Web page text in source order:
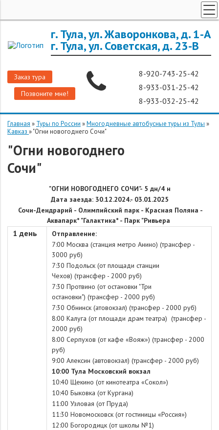
г. Тула, ул. Жаворонкова, д. 1-А
г. Тула, ул. Советская, д. 23-В
Заказ тура
Позвоните мне!
8-920-743-25-42
8-933-031-25-42
8-933-032-25-42
ЗАРУБЕЖНЫЕ ТУРЫ
ГОРЯЩИЕ ТУРЫ
О КОМПАНИИ
Главная » Туры по России »Многодневные автобусные туры из Тулы »
Кавказ »"Огни новогоднего Сочи"
"Огни новогоднего
Сочи"
"ОГНИ НОВОГОДНЕГО СОЧИ"- 5 дн/4 н
Дата заезда: 30.12.2024.- 03.01.2025
Сочи-Дендрарий - Олимпийский парк - Красная Поляна -
Аквапарк* "Галактика* - Парк "Ривьера
1 день
Отправление:
7:00 Москва (станция метро Анино) (трансфер -
3000 руб)
7:30 Подольск (от площади станции
Чехов) (трансфер - 2000 руб)
7:30 Протвино (от остановки "Три
остановки") (трансфер - 2000 руб)
7:30 Обнинск (атовокзал) (трансфер - 2000 руб)
8:00 Калуга (от площади драм театра) (трансфер -
2000 руб)
8:00 Серпухов (от кафе «Вояж») (трансфер - 2000
руб)
9:00 Алексин (автовокзал) (трансфер - 2000 руб)
10:00 Тула Московский вокзал
10:40 Щекино (от кинотеатра «Сокол»)
10:40 Быковка (от Кургана)
11:00 Узловая (от Пруда)
11:30 Новомосковск (от гостиницы «Россия»)
12:00 Богородицк (от школы №1)